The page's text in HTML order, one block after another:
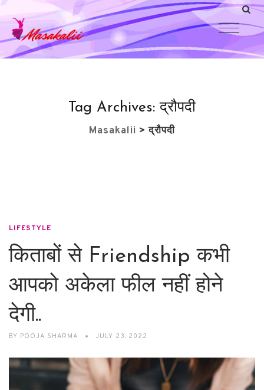
Tag Archives:द्रौपदी
Masakalii >द्रौपदी
LIFESTYLE
किताबों से Friendship कभी
आपको अकेला फील नहीं होने
देगी..
BY POOJA SHARMA JULY 23, 2022